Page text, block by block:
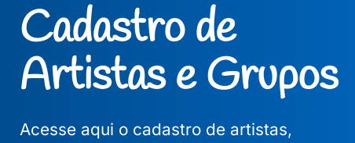
Cadastro de
Artistas e Grupos
Acesse aqui o cadastro de artistas,